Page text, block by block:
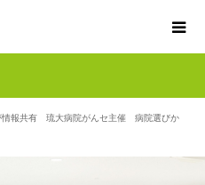
情報共有 琉大病院がんセ主催 病院選びか